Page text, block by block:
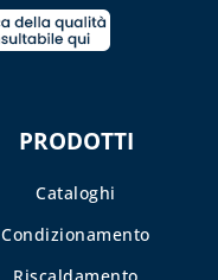
PRODOTTI
Cataloghi
Condizionamento
Riscaldamento